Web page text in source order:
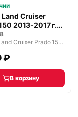
Land Cruiser
2013-2017 г.
Toyota Land Cruiser Prado 150 рестайлинг (2013—2017)
₽
В корзину